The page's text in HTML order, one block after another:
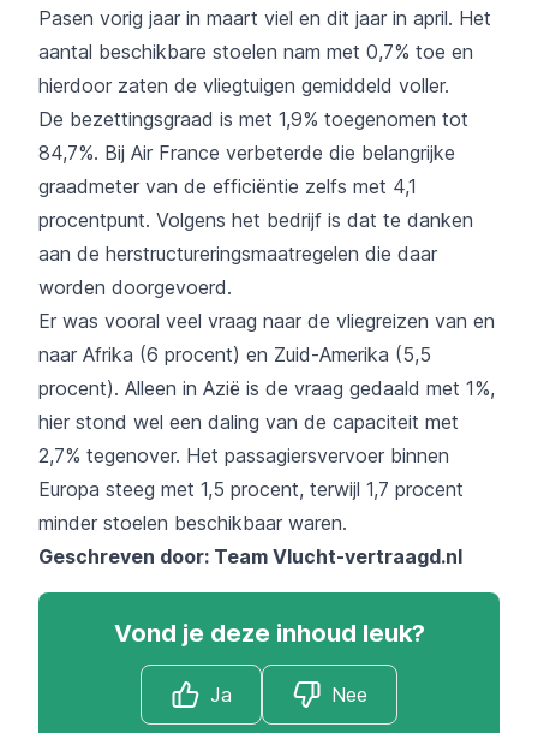
Pasen vorig jaar in maart viel en dit jaar in april. Het
aantal beschikbare stoelen nam met 0,7% toe en
hierdoor zaten de vliegtuigen gemiddeld voller.
De bezettingsgraad is met 1,9% toegenomen tot
84,7%. Bij Air France verbeterde die belangrijke
graadmeter van de efficiëntie zelfs met 4,1
procentpunt. Volgens het bedrijf is dat te danken
aan de herstructureringsmaatregelen die daar
worden doorgevoerd.
Er was vooral veel vraag naar de vliegreizen van en
naar Afrika (6 procent) en Zuid-Amerika (5,5
procent). Alleen in Azië is de vraag gedaald met 1%,
hier stond wel een daling van de capaciteit met
2,7% tegenover. Het passagiersvervoer binnen
Europa steeg met 1,5 procent, terwijl 1,7 procent
minder stoelen beschikbaar waren.
Geschreven door: Team Vlucht-vertraagd.nl
Vond je deze inhoud leuk?
Ja Nee